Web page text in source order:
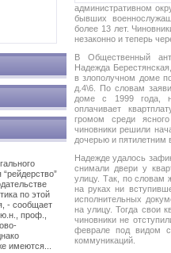
по этой
- сообщает
проф.,
имеются...
административном
бывших
более 13 лет.
незаконно и теперь
В Общественный
Надежда
в злополучном доме
д.4\6. По словам
доме с 1999 года,
оплачивает
громом среди
чиновники решили
дочерью и пятилетним
Надежде удалось
снимали двери у
улицу. Так, по
на руках ни
исполнительных
на улицу. Тогда свои
чиновники не
феврале под видом
коммуникаций.